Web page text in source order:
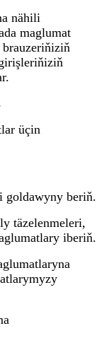
nähili
maglumat
üçin
goldawyny beriň.
täzelenmeleri,
iberiň.